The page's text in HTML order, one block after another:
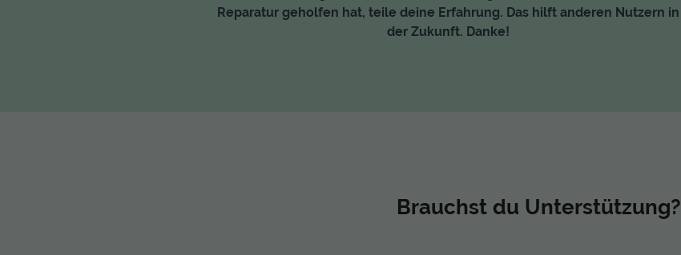
Reparatur geholfen hat, teile deine Erfahrung. Das hilft anderen Nutzern in
der Zukunft. Danke!
Brauchst du Unterstützung?